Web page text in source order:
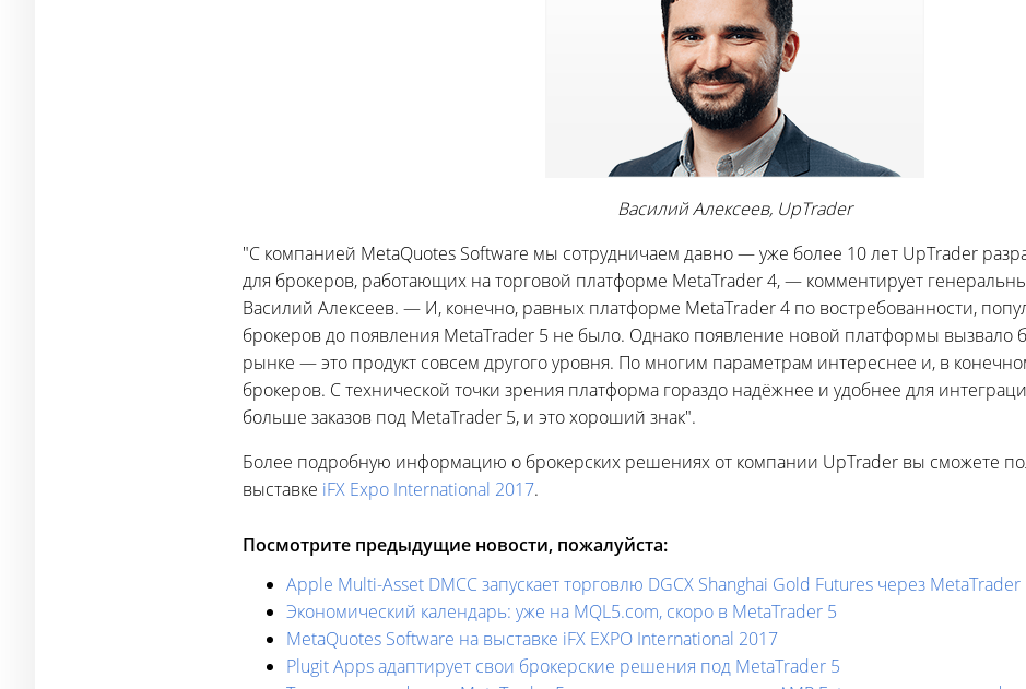
Василий Алексеев, UpTrader
"С компанией MetaQuotes Software мы сотрудничаем давно — уже более 10 лет UpTrader
для брокеров, работающих на торговой платформе MetaTrader 4, — комментирует
Василий Алексеев. — И, конечно, равных платформе MetaTrader 4 по востребованности,
брокеров до появления МetaТrader 5 не было. Однако появление новой платформы вызвало
рынке — это продукт совсем другого уровня. По многим параметрам интереснее и, в
брокеров. С технической точки зрения платформа гораздо надёжнее и удобнее для
больше заказов под MetaTrader 5, и это хороший знак".
Более подробную информацию о брокерских решениях от компании UpTrader вы сможете
выставке iFX Expo International 2017.
Посмотрите предыдущие новости, пожалуйста:
Apple Multi-Asset DMCC запускает торговлю DGCX Shanghai Gold Futures через MetaTrader
Экономический календарь: уже на MQL5.com, скоро в MetaTrader 5
MetaQuotes Software на выставке iFX EXPO International 2017
Plugit Apps адаптирует свои брокерские решения под MetaTrader 5